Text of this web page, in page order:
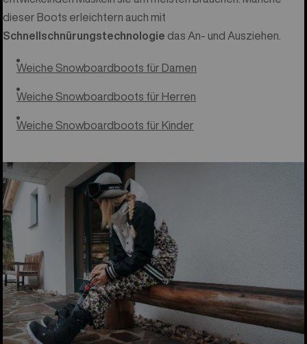
dieser Boots erleichtern auch mit
Schnellschnürungstechnologie das An- und Ausziehen.
Weiche Snowboardboots für Damen
Weiche Snowboardboots für Herren
Weiche Snowboardboots für Kinder